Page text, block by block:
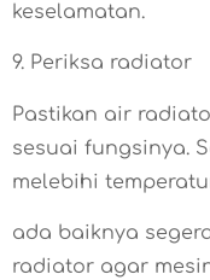
keselamatan.
9. Periksa radiator
Pastikan air
sesuai fungsinya.
melebihi
ada baiknya
radiator agar